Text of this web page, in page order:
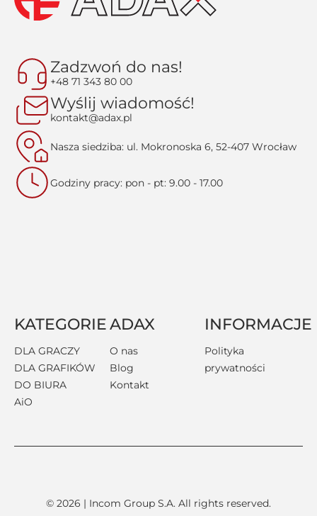
Zadzwoń do nas!
+48 71 343 80 00
Wyślij wiadomość!
kontakt@adax.pl
Nasza siedziba: ul. Mokronoska 6, 52-407 Wrocław
Godziny pracy: pon - pt: 9.00 - 17.00
KATEGORIE
DLA GRACZY
DLA GRAFIKÓW
DO BIURA
AiO
ADAX
O nas
Blog
Kontakt
INFORMACJE
Polityka
prywatności
© 2026 | Incom Group S.A. All rights reserved.